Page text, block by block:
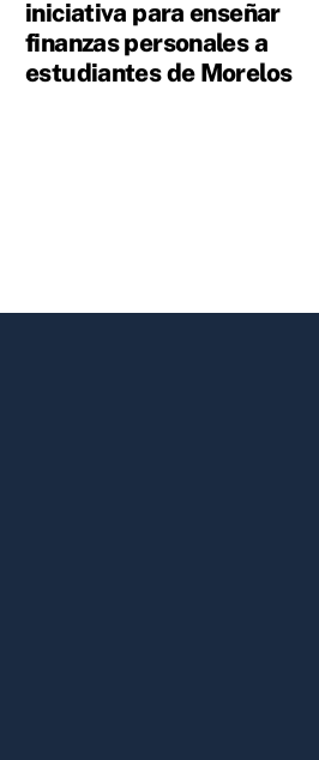
iniciativa para enseñar
finanzas personales a
estudiantes de Morelos